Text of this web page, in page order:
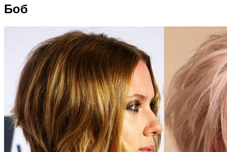
Боб